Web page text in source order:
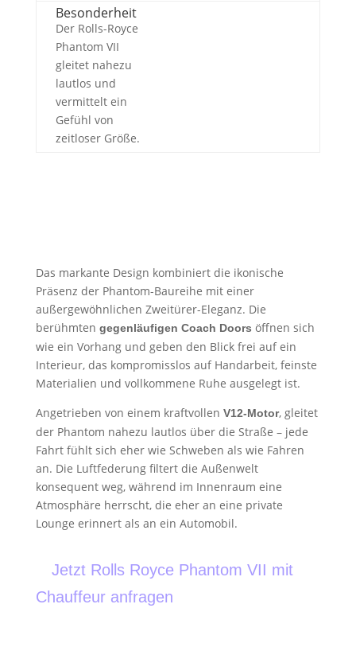
Besonderheit
Der Rolls-Royce
Phantom VII
gleitet nahezu
lautlos und
vermittelt ein
Gefühl von
zeitloser Größe.
Das markante Design kombiniert die ikonische
Präsenz der Phantom-Baureihe mit einer
außergewöhnlichen Zweitürer-Eleganz. Die
berühmten gegenläufigen Coach Doors öffnen sich
wie ein Vorhang und geben den Blick frei auf ein
Interieur, das kompromisslos auf Handarbeit, feinste
Materialien und vollkommene Ruhe ausgelegt ist.
Angetrieben von einem kraftvollen V12-Motor, gleitet
der Phantom nahezu lautlos über die Straße – jede
Fahrt fühlt sich eher wie Schweben als wie Fahren
an. Die Luftfederung filtert die Außenwelt
konsequent weg, während im Innenraum eine
Atmosphäre herrscht, die eher an eine private
Lounge erinnert als an ein Automobil.
Jetzt Rolls Royce Phantom VII mit
Chauffeur anfragen